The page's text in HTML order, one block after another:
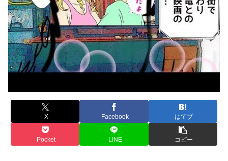
X Facebook はてブ
Pocket LINE コピー